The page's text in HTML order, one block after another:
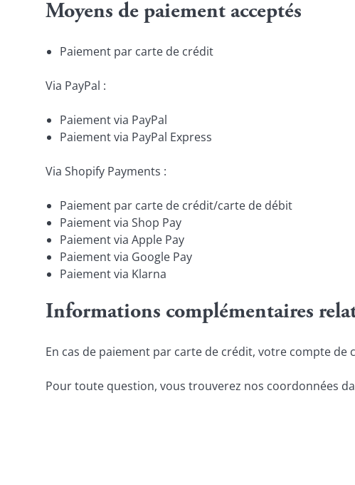
Moyens de paiement acceptés
Paiement par carte de crédit
Via PayPal :
Paiement via PayPal
Paiement via PayPal Express
Via Shopify Payments :
Paiement par carte de crédit/carte de débit
Paiement via Shop Pay
Paiement via Apple Pay
Paiement via Google Pay
Paiement via Klarna
Informations complémentaires
En cas de paiement par carte de crédit, votre compte
Pour toute question, vous trouverez nos coordonnées